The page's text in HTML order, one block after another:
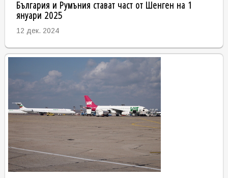
България и Румъния стават част от Шенген на 1
януари 2025
12 дек. 2024